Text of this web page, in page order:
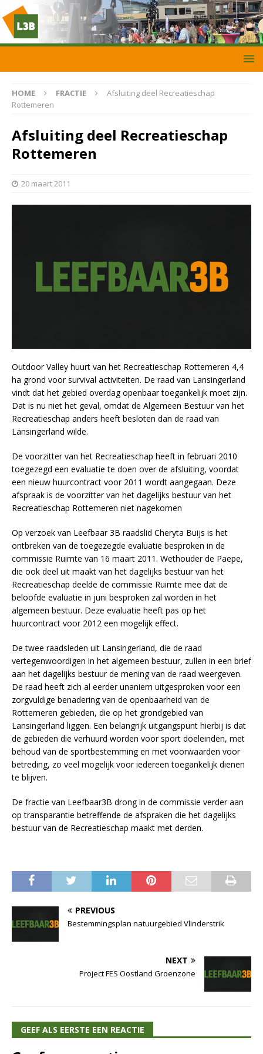
HOME FRACTIE
Afsluiting deel Recreatieschap
Rottemeren
Afsluiting deel Recreatieschap
Rottemeren
20 maart 2011
Outdoor Valley huurt van het Recreatieschap Rottemeren 4,4
ha grond voor survival activiteiten. De raad van Lansingerland
vindt dat het gebied overdag openbaar toegankelijk moet zijn.
Dat is nu niet het geval, omdat de Algemeen Bestuur van het
Recreatieschap anders heeft besloten dan de raad van
Lansingerland wilde.
De voorzitter van het Recreatieschap heeft in februari 2010
toegezegd een evaluatie te doen over de afsluiting, voordat
een nieuw huurcontract voor 2011 wordt aangegaan. Deze
afspraak is de voorzitter van het dagelijks bestuur van het
Recreatieschap Rottemeren niet nagekomen
Op verzoek van Leefbaar 3B raadslid Cheryta Buijs is het
ontbreken van de toegezegde evaluatie besproken in de
commissie Ruimte van 16 maart 2011. Wethouder de Paepe,
die ook deel uit maakt van het dagelijks bestuur van het
Recreatieschap deelde de commissie Ruimte mee dat de
beloofde evaluatie in juni besproken zal worden in het
algemeen bestuur. Deze evaluatie heeft pas op het
huurcontract voor 2012 een mogelijk effect.
De twee raadsleden uit Lansingerland, die de raad
vertegenwoordigen in het algemeen bestuur, zullen in een brief
aan het dagelijks bestuur de mening van de raad weergeven.
De raad heeft zich al eerder unaniem uitgesproken voor een
zorgvuldige benadering van de openbaarheid van de
Rottemeren gebieden, die op het grondgebied van
Lansingerland liggen. Een belangrijk uitgangspunt hierbij is dat
de gebieden die verhuurd worden voor sport doeleinden, met
behoud van de sportbestemming en met voorwaarden voor
betreding, zo veel mogelijk voor iedereen toegankelijk dienen
te blijven.
De fractie van Leefbaar3B drong in de commissie verder aan
op transparantie betreffende de afspraken die het dagelijks
bestuur van de Recreatieschap maakt met derden.
PREVIOUS
Bestemmingsplan natuurgebied Vlinderstrik
NEXT
Project FES Oostland Groenzone
GEEF ALS EERSTE EEN REACTIE